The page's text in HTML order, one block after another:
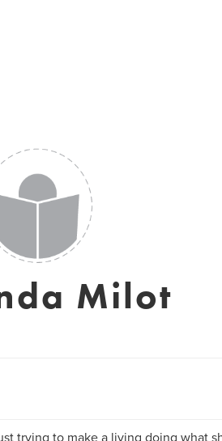
Milot
trying to make a living doing what